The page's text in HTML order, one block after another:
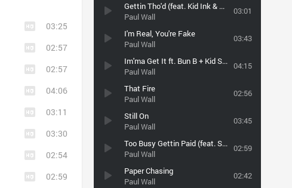
Gettin Tho'd (feat. Kid Ink & YG) (Produced By DJ Mustard)
Paul Wall
03:01
I'm Real, You're Fake
Paul Wall
03:43
Im'ma Get It ft. Bun B + Kid Sister
Paul Wall
04:15
That Fire
Paul Wall
02:56
Still On
Paul Wall
03:45
Too Busy Gettin Paid (feat. Slim Thug)
Paul Wall
02:59
Paper Chasing
Paul Wall
02:42
03:25
02:57
02:57
04:06
03:11
03:30
02:54
02:59